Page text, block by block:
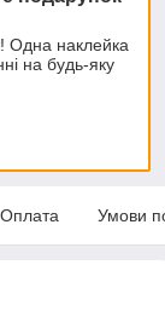
Одна наклейка
на будь-яку
Оплата Умови